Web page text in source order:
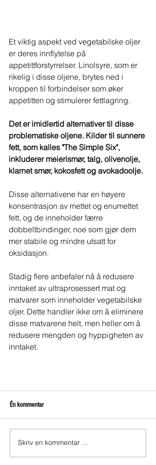
Et viktig aspekt ved vegetabilske oljer
er deres innflytelse på
appetittforstyrrelser. Linolsyre, som er
rikelig i disse oljene, brytes ned i
kroppen til forbindelser som øker
appetitten og stimulerer fettlagring.
Det er imidlertid alternativer til disse
problematiske oljene. Kilder til sunnere
fett, som kalles "The Simple Six",
inkluderer meierismør, talg, olivenolje,
klarnet smør, kokosfett og avokadoolje.
Disse alternativene har en høyere
konsentrasjon av mettet og enumettet
fett, og de inneholder færre
dobbeltbindinger, noe som gjør dem
mer stabile og mindre utsatt for
oksidasjon.
Stadig flere anbefaler nå å redusere
inntaket av ultraprosessert mat og
matvarer som inneholder vegetabilske
oljer. Dette handler ikke om å eliminere
disse matvarene helt, men heller om å
redusere mengden og hyppigheten av
inntaket.
Én kommentar
Skriv en kommentar …